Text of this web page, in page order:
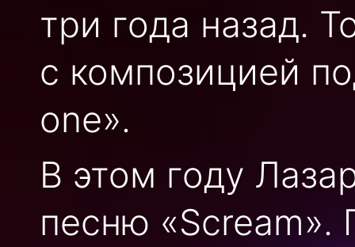
три года назад.
с композицией
one».
В этом году
песню «Scream».